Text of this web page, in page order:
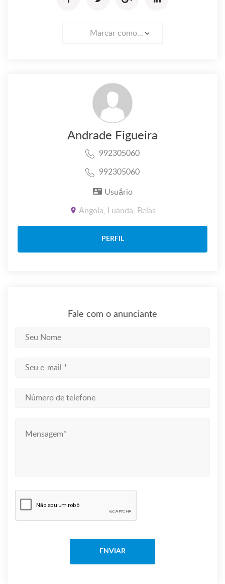
Marcar como...
Andrade Figueira
992305060
992305060
Usuário
Angola, Luanda, Belas
PERFIL
Fale com o anunciante